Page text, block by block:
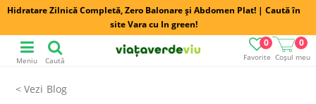
Hidratare Zilnică Completă, Zero Balonare și Abdomen Plat! | Caută în
site Vara cu In green!
Favorite
0
Coșul meu
0
Meniu Caută
Blog